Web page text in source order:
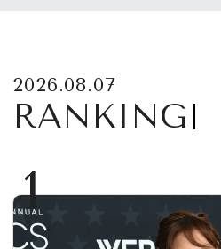
2026.08.07
RANKING
1